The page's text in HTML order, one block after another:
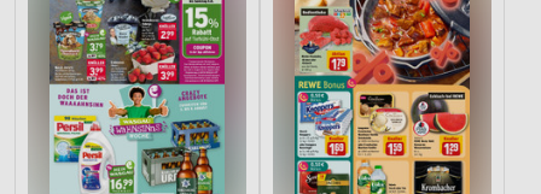
Entwicklung und Verbesserung der Angebote
Verwendung reduzierter Daten zur Auswahl von
Inhalten
IAB-Besonderheiten:
Verwendung genauer Standortdaten